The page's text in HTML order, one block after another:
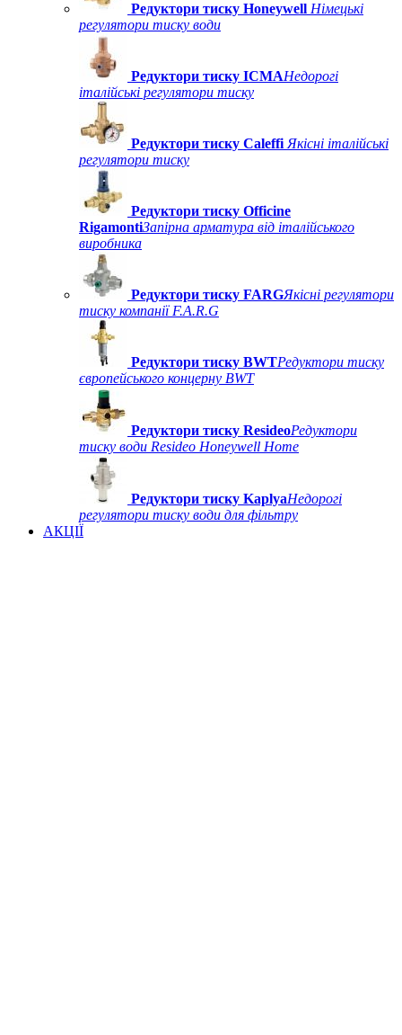
Редуктори тиску Honeywell Німецькі
регулятори тиску води
Редуктори тиску ICMAНедорогі
італійські регулятори тиску
Редуктори тиску Caleffi Якісні італійські
регулятори тиску
Редуктори тиску Officine
RigamontiЗапірна арматура від італійського
виробника
Редуктори тиску FARGЯкісні регулятори
тиску компанії F.A.R.G
Редуктори тиску BWTРедуктори тиску
європейського концерну BWT
Редуктори тиску ResideoРедуктори
тиску води Resideo Honeywell Home
Редуктори тиску KaplyaНедорогі
регулятори тиску води для фільтру
АКЦІЇ